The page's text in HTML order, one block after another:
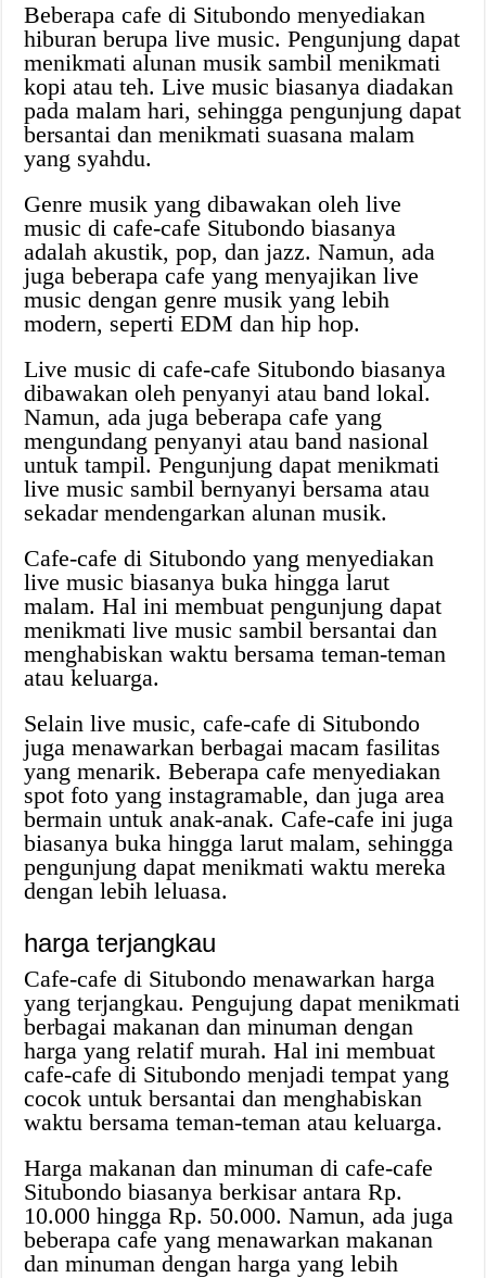
Beberapa cafe di Situbondo menyediakan
hiburan berupa live music. Pengunjung dapat
menikmati alunan musik sambil menikmati
kopi atau teh. Live music biasanya diadakan
pada malam hari, sehingga pengunjung dapat
bersantai dan menikmati suasana malam
yang syahdu.
Genre musik yang dibawakan oleh live
music di cafe-cafe Situbondo biasanya
adalah akustik, pop, dan jazz. Namun, ada
juga beberapa cafe yang menyajikan live
music dengan genre musik yang lebih
modern, seperti EDM dan hip hop.
Live music di cafe-cafe Situbondo biasanya
dibawakan oleh penyanyi atau band lokal.
Namun, ada juga beberapa cafe yang
mengundang penyanyi atau band nasional
untuk tampil. Pengunjung dapat menikmati
live music sambil bernyanyi bersama atau
sekadar mendengarkan alunan musik.
Cafe-cafe di Situbondo yang menyediakan
live music biasanya buka hingga larut
malam. Hal ini membuat pengunjung dapat
menikmati live music sambil bersantai dan
menghabiskan waktu bersama teman-teman
atau keluarga.
Selain live music, cafe-cafe di Situbondo
juga menawarkan berbagai macam fasilitas
yang menarik. Beberapa cafe menyediakan
spot foto yang instagramable, dan juga area
bermain untuk anak-anak. Cafe-cafe ini juga
biasanya buka hingga larut malam, sehingga
pengunjung dapat menikmati waktu mereka
dengan lebih leluasa.
harga terjangkau
Cafe-cafe di Situbondo menawarkan harga
yang terjangkau. Pengujung dapat menikmati
berbagai makanan dan minuman dengan
harga yang relatif murah. Hal ini membuat
cafe-cafe di Situbondo menjadi tempat yang
cocok untuk bersantai dan menghabiskan
waktu bersama teman-teman atau keluarga.
Harga makanan dan minuman di cafe-cafe
Situbondo biasanya berkisar antara Rp.
10.000 hingga Rp. 50.000. Namun, ada juga
beberapa cafe yang menawarkan makanan
dan minuman dengan harga yang lebih